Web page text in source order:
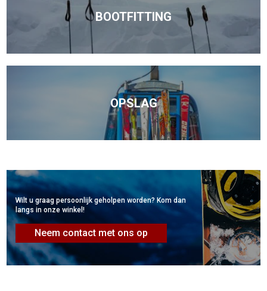
BOOTFITTING
OPSLAG
Wilt u graag persoonlijk geholpen worden? Kom dan
langs in onze winkel!
Neem contact met ons op